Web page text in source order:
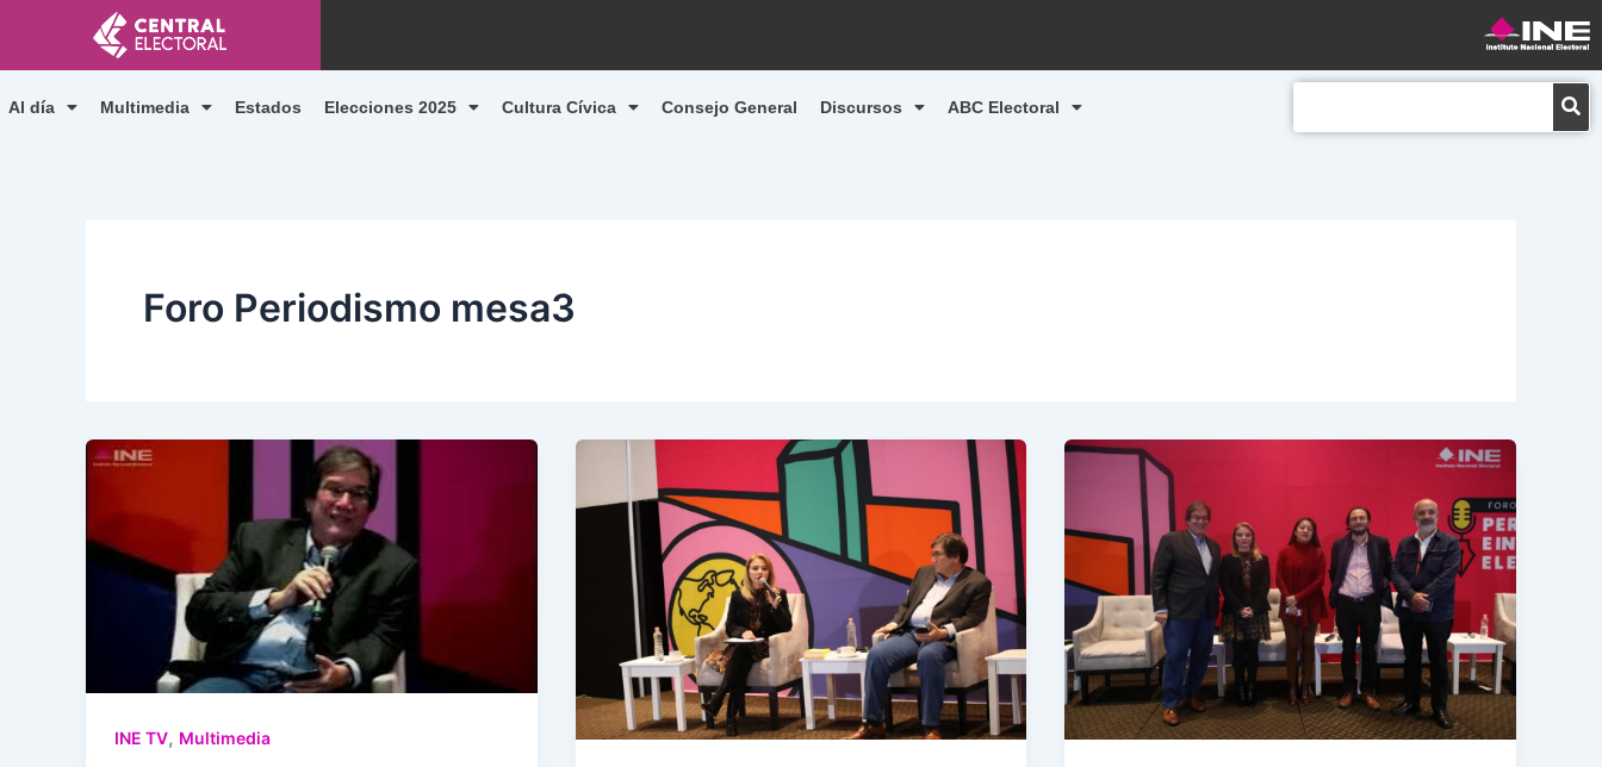
contenido
Al día Multimedia Estados Elecciones 2025 Cultura Cívica Consejo General Discursos ABC Electoral
Foro Periodismo mesa3
INE TV, Multimedia